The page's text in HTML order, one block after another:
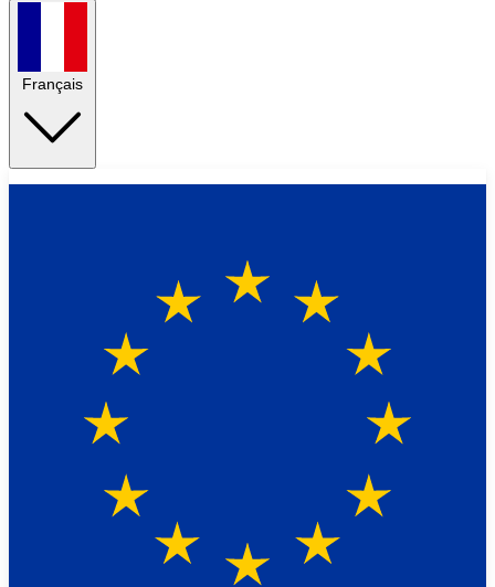
Français